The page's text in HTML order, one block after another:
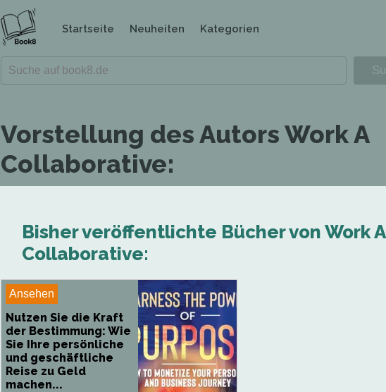
Startseite Neuheiten Kategorien
Vorstellung des Autors Work A
Collaborative:
Bisher veröffentlichte Bücher von Work A
Collaborative:
Ansehen
Nutzen Sie die Kraft
der Bestimmung: Wie
Sie Ihre persönliche
und geschäftliche
Reise zu Geld
machen...